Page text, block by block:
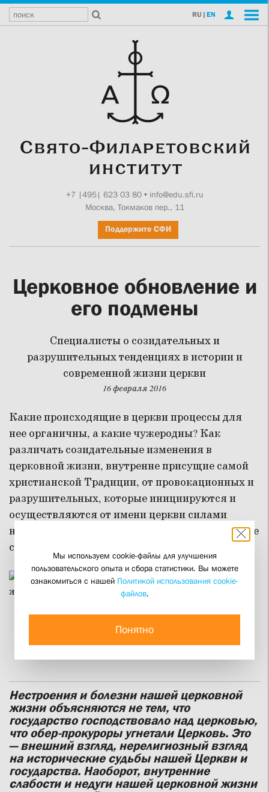
RU | EN
+7 |495| 623 03 80• info@edu.sfi.ru
Москва, Токмаков пер., 11
Поддержите СФИ
Церковное обновление и
его подмены
Специалисты о созидательных и
разрушительных тенденциях в истории и
современной жизни церкви
16 февраля 2016
Какие происходящие в церкви процессы для
нее органичны, а какие чужеродны? Как
различать созидательные изменения в
церковной жизни, внутренне присущие самой
христианской Традиции, от провокационных и
разрушительных, которые инициируются и
осуществляются от имени церкви силами
нецерковными или антицерковными, отнюдь не
стремящимися к церковному единству?
взятая в прелюбодеянии. Набросок
Нестроения и болезни нашей церковной
жизни объясняются не тем, что
государство господствовало над церковью,
что обер-прокуроры угнетали Церковь. Это
— внешний взгляд, нерелигиозный взгляд
на исторические судьбы нашей Церкви и
государства. Наоборот, внутренние
слабости и недуги нашей церковной жизни
Мы используем cookie-файлы для улучшения
пользовательского опыта и сбора статистики. Вы можете
ознакомиться с нашей Политикой использования cookie-
файлов.
Понятно